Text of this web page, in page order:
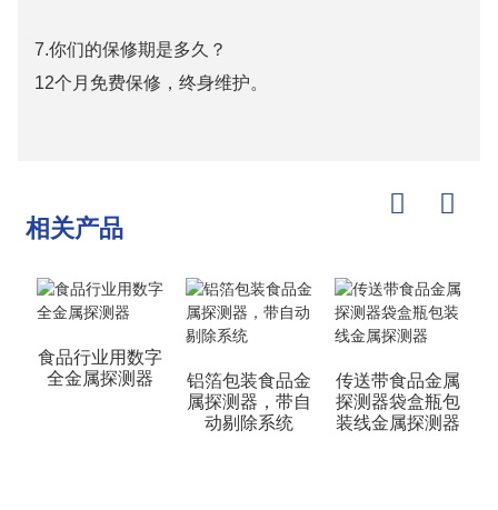
7.你们的保修期是多久？
12个月免费保修，终身维护。
相关产品
食品行业用数字
全金属探测器
铝箔包装食品金
属探测器，带自
动剔除系统
传送带食品金属
探测器袋盒瓶包
装线金属探测器